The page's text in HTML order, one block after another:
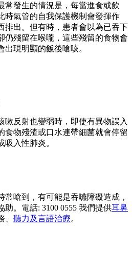
常發生的情況是，每當進食或飲
時氣管的自我保護機制會發揮作
排出。但有時，患者會以為已吞下
仍殘留在喉嚨，這些殘留的食物會
現明顯的飯後嗆咳。
嗽反射也變弱時，即使有異物誤入
食物殘渣或口水連帶細菌就會停留
入性肺炎。
嗆到，有可能是吞嚥障礙造成，
。電話: 3100 0555 我們提供耳鼻
、 聽力及言語治療。